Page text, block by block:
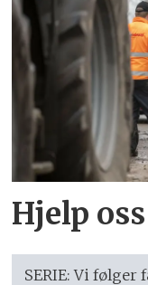
Hjelp
SERIE: Vi følger